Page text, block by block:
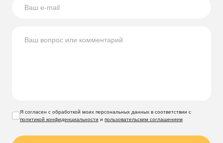
Я согласен с обработкой моих персональных данных в соответствии с
политикой конфиденциальности и пользовательским соглашением